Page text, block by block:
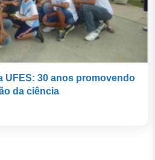
UFES: 30 anos promovendo
da ciência